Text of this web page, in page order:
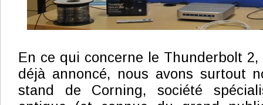
En ce qui concerne le Thunderbolt
déjà annoncé, nous avons surtout
stand de Corning, société